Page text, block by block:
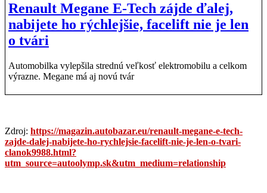
Renault Megane E-Tech zájde ďalej,
nabijete ho rýchlejšie, facelift nie je len
o tvári
Automobilka vylepšila strednú veľkosť elektromobilu a celkom
výrazne. Megane má aj novú tvár
Zdroj: https://magazin.autobazar.eu/renault-megane-e-tech-
zajde-dalej-nabijete-ho-rychlejsie-facelift-nie-je-len-o-tvari-
clanok9988.html?
utm_source=autoolymp.sk&utm_medium=relationship